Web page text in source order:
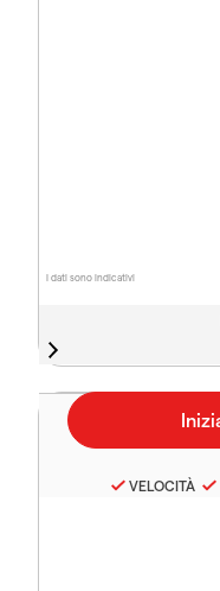
I dati sono indicativi
VELOCITÀ